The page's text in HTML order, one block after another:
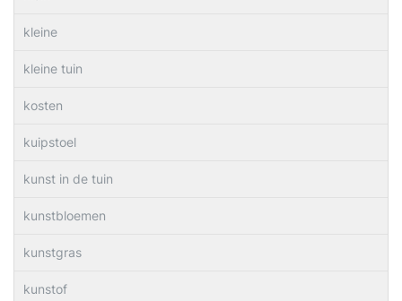
kleine
kleine tuin
kosten
kuipstoel
kunst in de tuin
kunstbloemen
kunstgras
kunstof